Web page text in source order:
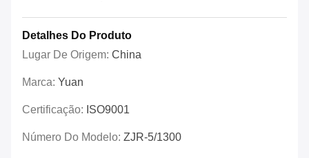
Detalhes Do Produto
Lugar De Origem: China
Marca: Yuan
Certificação: ISO9001
Número Do Modelo: ZJR-5/1300